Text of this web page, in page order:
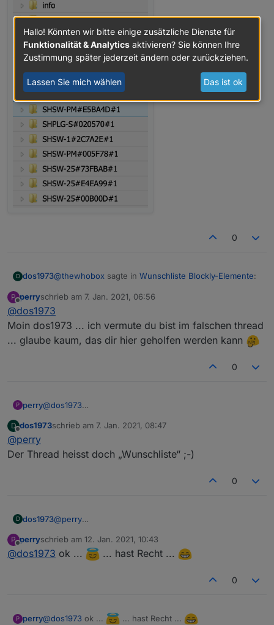
0
D dos1973@thewhobox sagte in Wunschliste Blockly-Elemente:
alle IDs als Array zurück)
kann ich auch nur das erhalten? also nur die oberste
ebene
P
Offline
perryschrieb am 7. Jan. 2021, 06:56
zuletzt editiert von
@dos1973
Moin dos1973 ... ich vermute du bist im falschen thread
... glaube kaum, das dir hier geholfen werden kann
0
P perry@dos1973
... glaube kaum, das dir hier geholfen werden kann
D dos1973schrieb am 7. Jan. 2021, 08:47
zuletzt editiert von
@perry
Der Thread heisst doch „Wunschliste“ ;-)
0
D dos1973@perry
P
Offline
perryschrieb am 12. Jan. 2021, 10:43
zuletzt editiert von
@dos1973 ok ... ... hast Recht ...
0
P perry@dos1973 ok ... ... hast Recht ...
Hallo! Könnten wir bitte einige zusätzliche Dienste für
Funktionalität & Analytics aktivieren? Sie können Ihre
Zustimmung später jederzeit ändern oder zurückziehen.
Lassen Sie mich wählen Das ist ok